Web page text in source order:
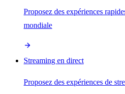
Proposez des expériences
mondiale
Streaming en direct
Proposez des expériences de